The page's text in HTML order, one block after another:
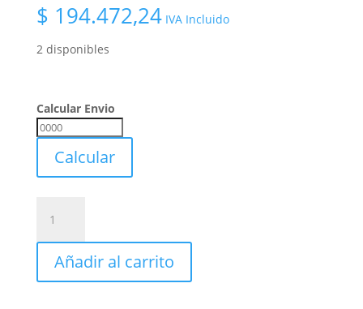
$ 194.472,24 IVA Incluido
2 disponibles
Calcular Envio
Calcular
Envio
Calcular
Hidraulico
(h4)
32
Añadir al carrito